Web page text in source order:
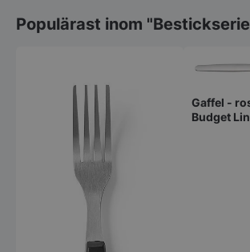
Populärast inom
Gaffel -
Budget